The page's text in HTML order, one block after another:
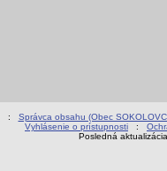
: Správca obsahu (Obec
Vyhlásenie o prístupnosti :
Posledná